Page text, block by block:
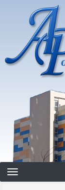
основному
содержанию